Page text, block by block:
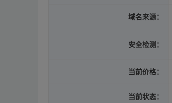
域名来源：
安全检测：
当前价格：
当前状态：